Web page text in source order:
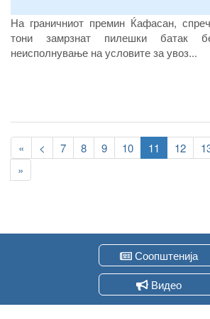
На граничниот премин Ќафасан,
тони замрзнат пилешки батак
неисполнување на условите за увоз...
Pagination
First
page
«
Previous
page
< Page
7 Page
8 Page
9 Page
10
Current
page
11 Page
12
Last
page
»
Соопштенија
Видео